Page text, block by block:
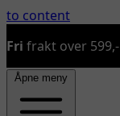
to content
Åpne meny